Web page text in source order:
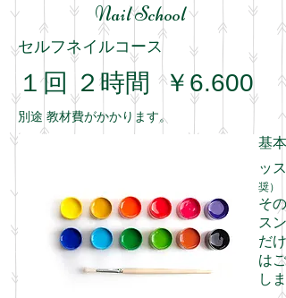
Nail School
セルフネイルコース
１回 ２時間 ￥6.600
別途 教材費がかかります。
基
ッ
奨）
そ
ス
だ
は
し